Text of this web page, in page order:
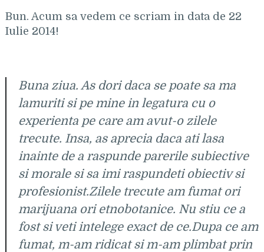
Bun. Acum sa vedem ce scriam in data de 22
Iulie 2014!
Buna ziua. As dori daca se poate sa ma
lamuriti si pe mine in legatura cu o
experienta pe care am avut-o zilele
trecute. Insa, as aprecia daca ati lasa
inainte de a raspunde parerile subiective
si morale si sa imi raspundeti obiectiv si
profesionist.Zilele trecute am fumat ori
marijuana ori etnobotanice. Nu stiu ce a
fost si veti intelege exact de ce.Dupa ce am
fumat, m-am ridicat si m-am plimbat prin